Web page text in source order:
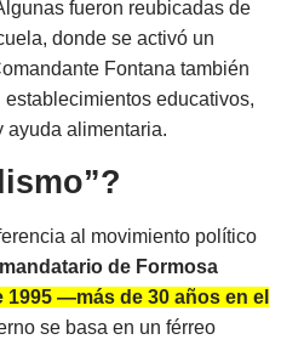
fueron reubicadas de
donde se activó un
Fontana también
educativos,
ayuda alimentaria.
al movimiento político
de Formosa
—más de 30 años en el
se basa en un férreo